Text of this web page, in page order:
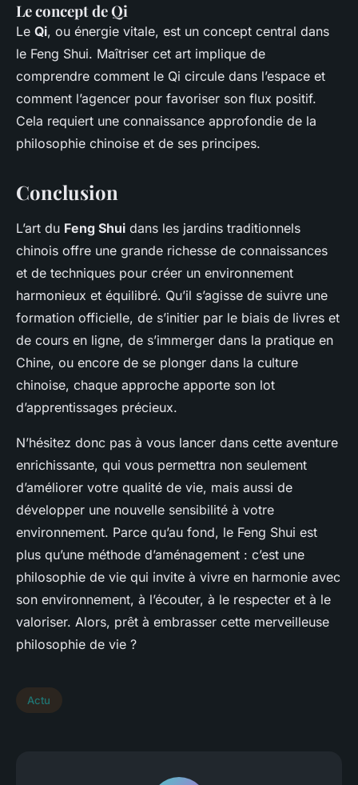
Le concept de Qi
Le Qi, ou énergie vitale, est un concept central dans
le Feng Shui. Maîtriser cet art implique de
comprendre comment le Qi circule dans l’espace et
comment l’agencer pour favoriser son flux positif.
Cela requiert une connaissance approfondie de la
philosophie chinoise et de ses principes.
Conclusion
L’art du Feng Shui dans les jardins traditionnels
chinois offre une grande richesse de connaissances
et de techniques pour créer un environnement
harmonieux et équilibré. Qu’il s’agisse de suivre une
formation officielle, de s’initier par le biais de livres et
de cours en ligne, de s’immerger dans la pratique en
Chine, ou encore de se plonger dans la culture
chinoise, chaque approche apporte son lot
d’apprentissages précieux.
N’hésitez donc pas à vous lancer dans cette aventure
enrichissante, qui vous permettra non seulement
d’améliorer votre qualité de vie, mais aussi de
développer une nouvelle sensibilité à votre
environnement. Parce qu’au fond, le Feng Shui est
plus qu’une méthode d’aménagement : c’est une
philosophie de vie qui invite à vivre en harmonie avec
son environnement, à l’écouter, à le respecter et à le
valoriser. Alors, prêt à embrasser cette merveilleuse
philosophie de vie ?
Actu